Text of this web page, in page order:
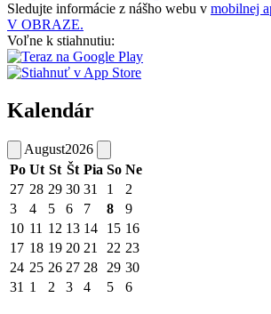
Sledujte informácie z nášho webu v mobilnej
V OBRAZE.
Voľne k stiahnutiu:
Kalendár
August2026
Po Ut St Št Pia So Ne
27 28 29 30 31 1
2
3
4 5 6 7 8
9
10 11 12 13 14 15 16
17 18 19 20 21 22 23
24 25 26 27 28 29 30
31 1 2 3 4 5 6